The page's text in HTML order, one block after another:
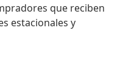
que reciben
estacionales y